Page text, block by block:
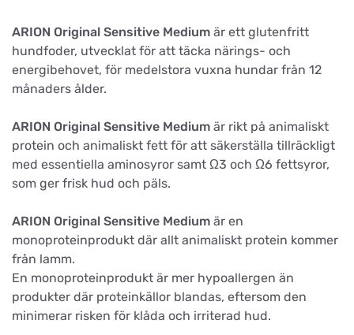
ARION Original Sensitive Medium är ett glutenfritt
hundfoder, utvecklat för att täcka närings- och
energibehovet, för medelstora vuxna hundar från 12
månaders ålder.
ARION Original Sensitive Medium är rikt på animaliskt
protein och animaliskt fett för att säkerställa tillräckligt
med essentiella aminosyror samt Ω3 och Ω6 fettsyror,
som ger frisk hud och päls.
ARION Original Sensitive Medium är en
monoproteinprodukt där allt animaliskt protein kommer
från lamm.
En monoproteinprodukt är mer hypoallergen än
produkter där proteinkällor blandas, eftersom den
minimerar risken för klåda och irriterad hud.